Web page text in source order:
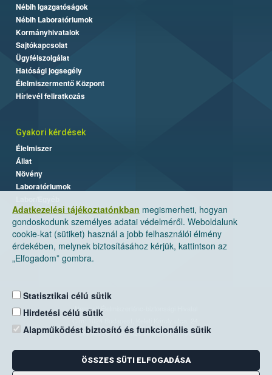
Adatkezelési tájékoztatónkban megismerheti, hogyan
gondoskodunk személyes adatai védelméről. Weboldalunk
cookie-kat (sütiket) használ a jobb felhasználói élmény
érdekében, melynek biztosításához kérjük, kattintson az
„Elfogadom” gombra.
Statisztikai célú sütik
Hirdetési célú sütik
Alapműködést biztosító és funkcionális sütik
ÖSSZES SÜTI ELFOGADÁSA
Nébih Igazgatóságok
Nébih Laboratóriumok
Kormányhivatalok
Sajtókapcsolat
Ügyfélszolgálat
Hatósági jogsegély
Élelmiszermentő Központ
Hírlevél feliratkozás
Gyakori kérdések
Élelmiszer
Állat
Növény
Laboratóriumok
Nemzeti Élelmiszerlánc-biztonsági Hivatal
Levelezési cím: 1525 Budapest. Pf. 30.
E-mail:ugyfelszolgalat@nebih.gov.hu